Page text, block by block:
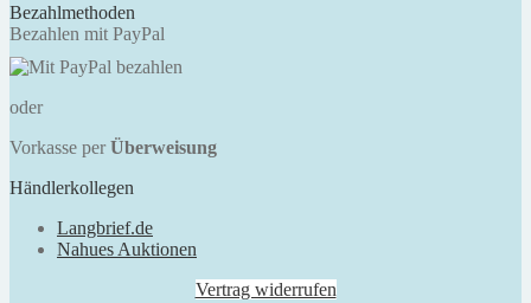
Bezahlmethoden
Bezahlen mit PayPal
oder
Vorkasse per Überweisung
Händlerkollegen
Langbrief.de
Nahues Auktionen
Vertrag widerrufen